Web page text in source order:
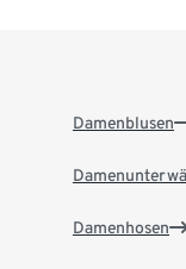
Damenblusen
Damenhosen